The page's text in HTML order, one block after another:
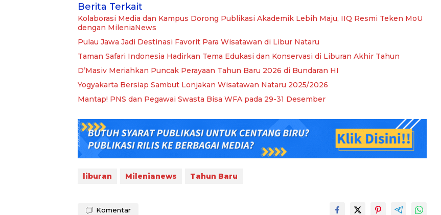
Berita Terkait
Kolaborasi Media dan Kampus Dorong Publikasi Akademik Lebih Maju, IIQ Resmi Teken MoU
dengan MileniaNews
Pulau Jawa Jadi Destinasi Favorit Para Wisatawan di Libur Nataru
Taman Safari Indonesia Hadirkan Tema Edukasi dan Konservasi di Liburan Akhir Tahun
D’Masiv Meriahkan Puncak Perayaan Tahun Baru 2026 di Bundaran HI
Yogyakarta Bersiap Sambut Lonjakan Wisatawan Nataru 2025/2026
Mantap! PNS dan Pegawai Swasta Bisa WFA pada 29-31 Desember
liburan Milenianews Tahun Baru
Komentar